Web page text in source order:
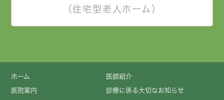
（住宅型老人ホーム）
ホーム 医師紹介
医院案内 診療に係る大切なお知らせ